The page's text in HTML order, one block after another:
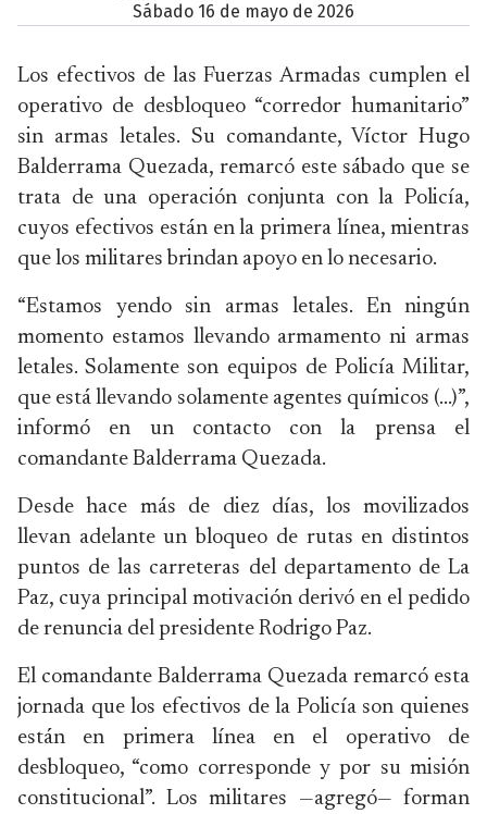
sábado 16 de mayo de 2026
Los efectivos de las Fuerzas Armadas cumplen el
operativo de desbloqueo “corredor humanitario”
sin armas letales. Su comandante, Víctor Hugo
Balderrama Quezada, remarcó este sábado que se
trata de una operación conjunta con la Policía,
cuyos efectivos están en la primera línea, mientras
que los militares brindan apoyo en lo necesario.
“Estamos yendo sin armas letales. En ningún
momento estamos llevando armamento ni armas
letales. Solamente son equipos de Policía Militar,
que está llevando solamente agentes químicos (…)”,
informó en un contacto con la prensa el
comandante Balderrama Quezada.
Desde hace más de diez días, los movilizados
llevan adelante un bloqueo de rutas en distintos
puntos de las carreteras del departamento de La
Paz, cuya principal motivación derivó en el pedido
de renuncia del presidente Rodrigo Paz.
El comandante Balderrama Quezada remarcó esta
jornada que los efectivos de la Policía son quienes
están en primera línea en el operativo de
desbloqueo, “como corresponde y por su misión
constitucional”. Los militares —agregó— forman